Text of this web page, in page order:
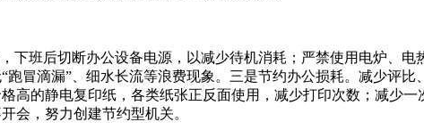
班后切断办公设备电源，以减少待机消耗；严禁使用电炉、电
冒滴漏”、细水长流等浪费现象。三是节约办公损耗。减少评比
的静电复印纸，各类纸张正反面使用，减少打印次数；减少一
会，努力创建节约型机关。